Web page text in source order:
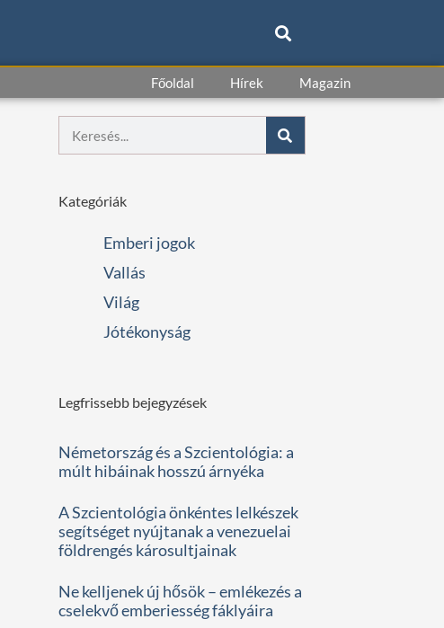
Főoldal Hírek Magazin
Keresés
Kategóriák
Emberi jogok
Vallás
Világ
Jótékonyság
Legfrissebb bejegyzések
Németország és a Szcientológia: a
múlt hibáinak hosszú árnyéka
A Szcientológia önkéntes lelkészek
segítséget nyújtanak a venezuelai
földrengés károsultjainak
Ne kelljenek új hősök – emlékezés a
cselekvő emberiesség fáklyáira